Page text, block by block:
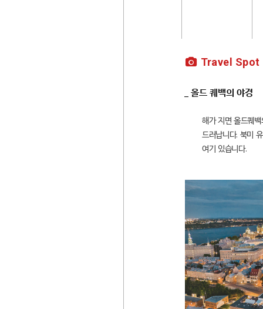
Travel Spot
_ 올드 퀘백의 야경
해가 지면 올드퀘
드러납니다. 북미
여기 있습니다.